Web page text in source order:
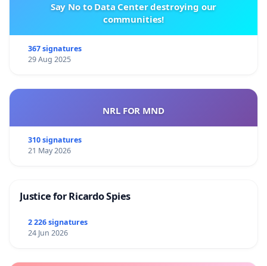
Say No to Data Center destroying our
communities!
367 signatures
29 Aug 2025
NRL FOR MND
310 signatures
21 May 2026
Justice for Ricardo Spies
2 226 signatures
24 Jun 2026